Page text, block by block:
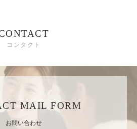
コンタクト
MAIL FORM
お問い合わせ